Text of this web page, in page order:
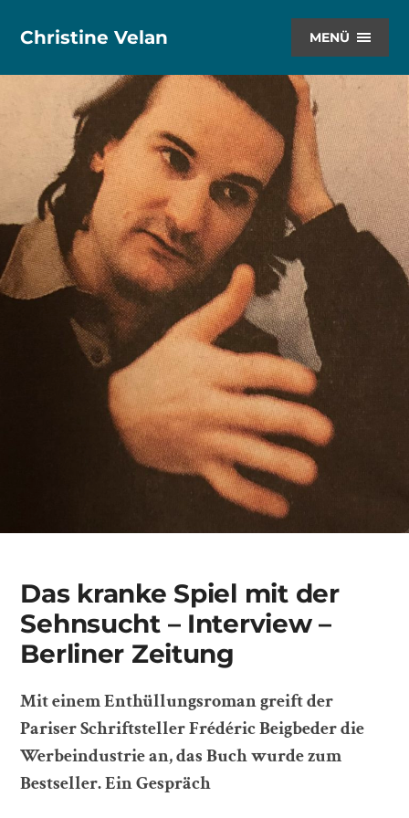
Christine Velan MENÜ
Das kranke Spiel mit der
Sehnsucht – Interview –
Berliner Zeitung
Mit einem Enthüllungsroman greift der
Pariser Schriftsteller Frédéric Beigbeder die
Werbeindustrie an, das Buch wurde zum
Bestseller. Ein Gespräch